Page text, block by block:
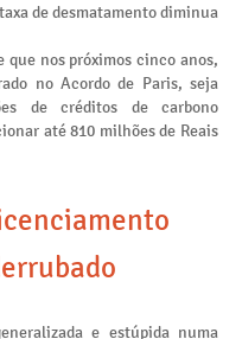
de desmatamento diminua
que nos próximos cinco anos,
no Acordo de Paris, seja
de créditos de carbono
até 810 milhões de Reais
e estúpida numa